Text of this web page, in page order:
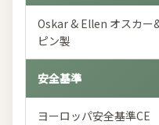
Oskar & Ellen オスカ
ピン製
安全基準
ヨーロッパ安全基準CE